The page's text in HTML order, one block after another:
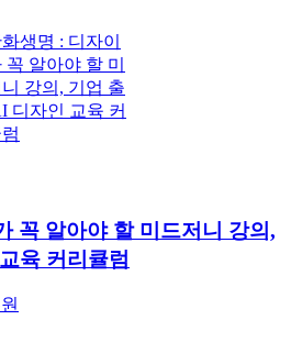
꼭 알아야 할 미드저니 강의,
육 커리큘럼